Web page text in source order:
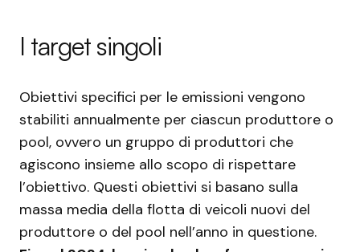
I target singoli
Obiettivi specifici per le emissioni vengono
stabiliti annualmente per ciascun produttore o
pool, ovvero un gruppo di produttori che
agiscono insieme allo scopo di rispettare
l’obiettivo. Questi obiettivi si basano sulla
massa media della flotta di veicoli nuovi del
produttore o del pool nell’anno in questione.